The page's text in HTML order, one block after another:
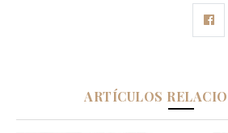
ARTÍCULOS